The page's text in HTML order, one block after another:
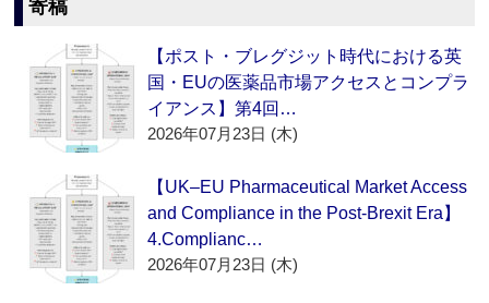
寄稿
【ポスト・ブレグジット時代における英
国・EUの医薬品市場アクセスとコンプラ
イアンス】第4回…
2026年07月23日 (木)
【UK–EU Pharmaceutical Market Access
and Compliance in the Post-Brexit Era】
4.Complianc…
2026年07月23日 (木)